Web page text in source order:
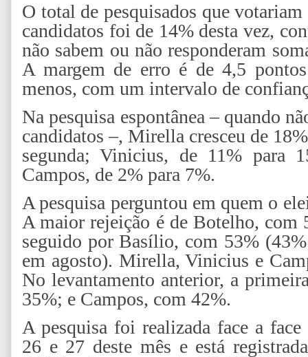
O total de pesquisados que
candidatos foi de 14% desta vez,
não sabem ou não responderam
A margem de erro é de 4,5
menos, com um intervalo de
Na pesquisa espontânea – quando
candidatos –, Mirella cresceu de
segunda; Vinicius, de 11% para
Campos, de 2% para 7%.
A pesquisa perguntou em quem o
A maior rejeição é de Botelho, com
seguido por Basílio, com 53%
em agosto). Mirella, Vinicius e
No levantamento anterior, a
35%; e Campos, com 42%.
A pesquisa foi realizada face a
26 e 27 deste mês e está